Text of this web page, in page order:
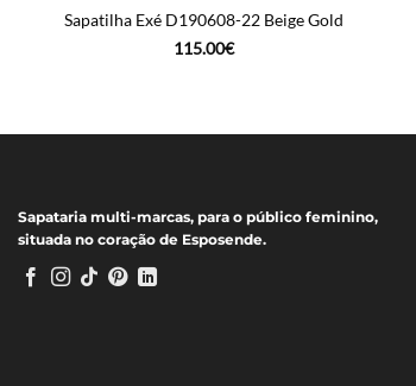
Sapatilha Exé D190608-22 Beige Gold
115.00€
Sapataria multi-marcas, para o público feminino,
situada no coração de Esposende.